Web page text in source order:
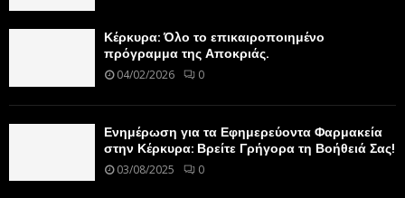
Κέρκυρα: Όλο το επικαιροποιημένο
πρόγραμμα της Αποκριάς.
04/02/2026 0
Ενημέρωση για τα Εφημερεύοντα Φαρμακεία
στην Κέρκυρα: Βρείτε Γρήγορα τη Βοήθειά Σας!
03/08/2025 0